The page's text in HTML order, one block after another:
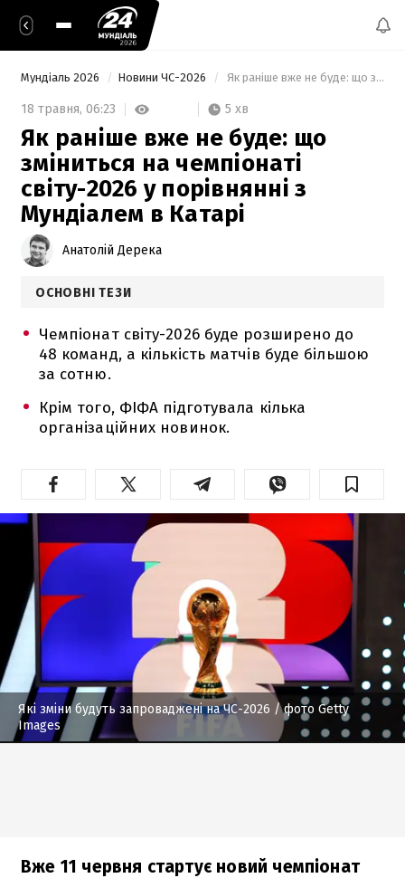
Мундіаль 2026 Новини ЧС-2026 Як раніше вже не буде: що зміниться на чемпіонаті світу-2026 у порівнянні з Мундіалем в Катарі
18 травня, 06:23 5 хв
Як раніше вже не буде: що
зміниться на чемпіонаті
світу-2026 у порівнянні з
Мундіалем в Катарі
Анатолій Дерека
ОСНОВНІ ТЕЗИ
Чемпіонат світу-2026 буде розширено до
48 команд, а кількість матчів буде більшою
за сотню.
Крім того, ФІФА підготувала кілька
організаційних новинок.
Які зміни будуть запроваджені на ЧС-2026 / фото Getty
Images
Вже 11 червня стартує новий чемпіонат